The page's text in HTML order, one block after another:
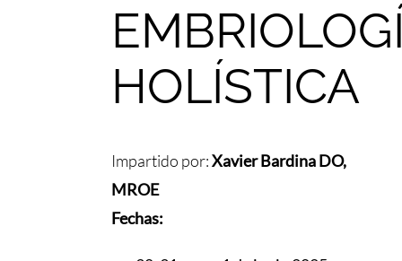
HOLÍSTICA
Impartido por:Xavier Bardina DO,
MROE
Fechas: